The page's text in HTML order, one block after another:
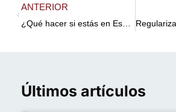
ANTERIOR
¿Qué hacer si estás en España sin papeles? Guía legal paso a paso
Últimos artículos